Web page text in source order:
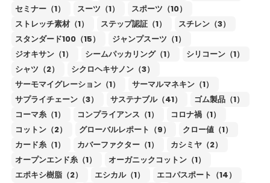
セミナー（1）
スーツ（1）
スポーツ（10）
ストレッチ素材（1）
ステップ認証（1）
スチレン（3）
スタンダード100（15）
ジャンプスーツ（1）
ジオキサン（1）
シームパッカリング（1）
シリコーン（1）
シャツ（2）
シクロヘキサノン（3）
サーモマイグレーション（1）
サーマルマネキン（1）
サプライチェーン（3）
サステナブル（41）
ゴム製品（1）
コーマ糸（1）
コンプライアンス（1）
コロナ禍（1）
コットン（2）
グローバルレポート（9）
クロー値（1）
カード糸（1）
カバーファクター（1）
カシミヤ（2）
オープンエンド糸（1）
オーガニックコットン（1）
エポキシ樹脂（2）
エシカル（1）
エコパスポート（14）